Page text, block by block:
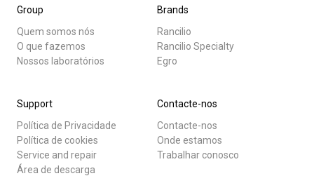
Group
Quem somos nós
O que fazemos
Nossos laboratórios
Brands
Rancilio
Rancilio Specialty
Egro
Support
Política de Privacidade
Política de cookies
Service and repair
Área de descarga
Contacte-nos
Contacte-nos
Onde estamos
Trabalhar conosco